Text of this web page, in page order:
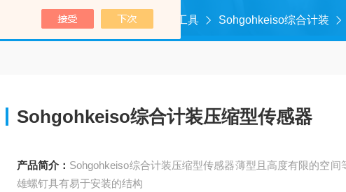
首页 产品中心 组装工具 Sohgohkeiso综合计装
Sohgohkeiso综合计装压缩型传感器
产品简介： Sohgohkeiso综合计装压缩型传感器薄型且高度有限的空间
雄螺钉具有易于安装的结构